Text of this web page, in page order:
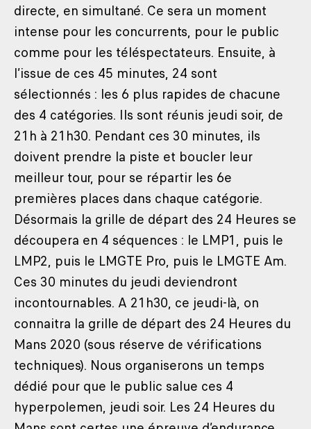
directe, en simultané. Ce sera un moment
intense pour les concurrents, pour le public
comme pour les téléspectateurs. Ensuite, à
l’issue de ces 45 minutes, 24 sont
sélectionnés : les 6 plus rapides de chacune
des 4 catégories. Ils sont réunis jeudi soir, de
21h à 21h30. Pendant ces 30 minutes, ils
doivent prendre la piste et boucler leur
meilleur tour, pour se répartir les 6e
premières places dans chaque catégorie.
Désormais la grille de départ des 24 Heures se
découpera en 4 séquences : le LMP1, puis le
LMP2, puis le LMGTE Pro, puis le LMGTE Am.
Ces 30 minutes du jeudi deviendront
incontournables. A 21h30, ce jeudi-là, on
connaitra la grille de départ des 24 Heures du
Mans 2020 (sous réserve de vérifications
techniques). Nous organiserons un temps
dédié pour que le public salue ces 4
hyperpolemen, jeudi soir. Les 24 Heures du